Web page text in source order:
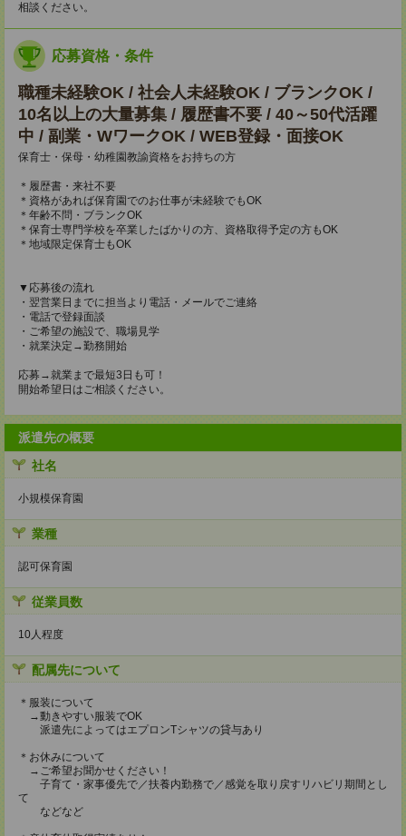
相談ください。
応募資格・条件
職種未経験OK / 社会人未経験OK / ブランクOK /
10名以上の大量募集 / 履歴書不要 / 40～50代活躍
中 / 副業・WワークOK / WEB登録・面接OK
保育士・保母・幼稚園教諭資格をお持ちの方
＊履歴書・来社不要
＊資格があれば保育園でのお仕事が未経験でもOK
＊年齢不問・ブランクOK
＊保育士専門学校を卒業したばかりの方、資格取得予定の方もOK
＊地域限定保育士もOK
▼応募後の流れ
・翌営業日までに担当より電話・メールでご連絡
・電話で登録面談
・ご希望の施設で、職場見学
・就業決定→勤務開始
応募→就業まで最短3日も可！
開始希望日はご相談ください。
派遣先の概要
社名
小規模保育園
業種
認可保育園
従業員数
10人程度
配属先について
＊服装について
→動きやすい服装でOK
派遣先によってはエプロンTシャツの貸与あり
＊お休みについて
→ご希望お聞かせください！
子育て・家事優先で／扶養内勤務で／感覚を取り戻すリハビリ期間とし
て
などなど